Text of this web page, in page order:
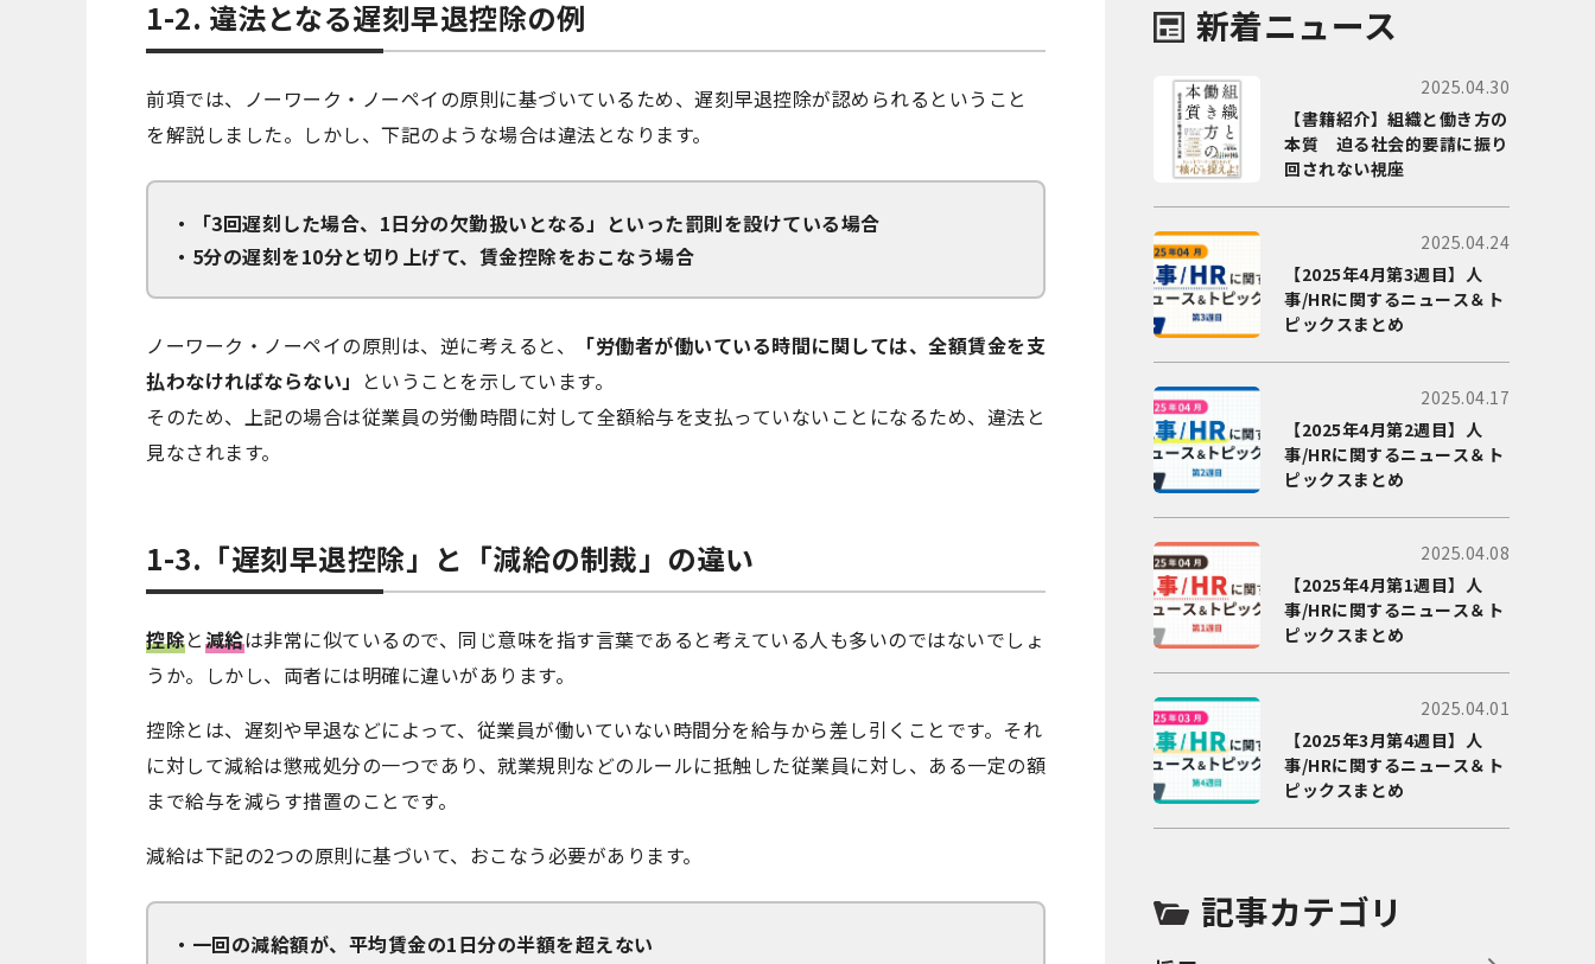
1-2. 違法となる遅刻早退控除の例
前項では、ノーワーク・ノーペイの原則に基づいているため、遅刻早退控除が認められるということ
を解説しました。しかし、下記のような場合は違法となります。
・「3回遅刻した場合、1日分の欠勤扱いとなる」といった罰則を設けている場合
・5分の遅刻を10分と切り上げて、賃金控除をおこなう場合
ノーワーク・ノーペイの原則は、逆に考えると、
「労働者が働いている時間に関しては、全額賃金を支
払わなければならない」 ということを示しています。
そのため、上記の場合は従業員の労働時間に対して全額給与を支払っていないことになるため、違法と
見なされます。
1-3.「遅刻早退控除」と「減給の制裁」の違い
控除と減給は非常に似ているので、同じ意味を指す言葉であると考えている人も多いのではないでしょ
うか。しかし、両者には明確に違いがあります。
控除とは、遅刻や早退などによって、従業員が働いていない時間分を給与から差し引くことです。それ
に対して減給は懲戒処分の一つであり、就業規則などのルールに抵触した従業員に対し、ある一定の額
まで給与を減らす措置のことです。
減給は下記の2つの原則に基づいて、おこなう必要があります。
・一回の減給額が、平均賃金の1日分の半額を超えない
新着ニュース
2025.04.30
【書籍紹介】組織と働き方の
本質 迫る社会的要請に振り
回されない視座
2025.04.24
【2025年4月第3週目】人
事/HRに関するニュース＆ト
ピックスまとめ
2025.04.17
【2025年4月第2週目】人
事/HRに関するニュース＆ト
ピックスまとめ
2025.04.08
【2025年4月第1週目】人
事/HRに関するニュース＆ト
ピックスまとめ
2025.04.01
【2025年3月第4週目】人
事/HRに関するニュース＆ト
ピックスまとめ
記事カテゴリ